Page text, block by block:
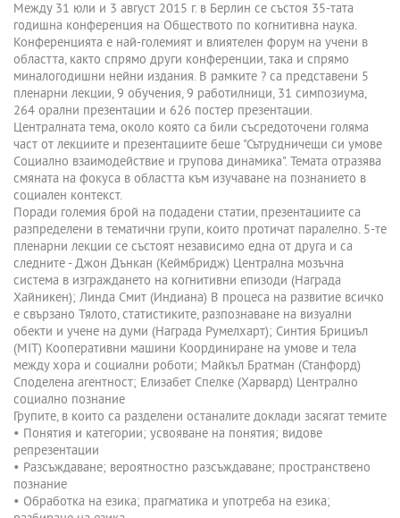
Между 31 юли и 3 август 2015 г. в Берлин се състоя 35-тата
годишна конференция на Обществото по когнитивна наука.
Конференцията е най-големият и влиятелен форум на учени в
областта, както спрямо други конференции, така и спрямо
миналогодишни нейни издания. В рамките ? са представени 5
пленарни лекции, 9 обучения, 9 работилници, 31 симпозиума,
264 орални презентации и 626 постер презентации.
Централната тема, около която са били съсредоточени голяма
част от лекциите и презентациите беше "Сътрудничещи си умове
Социално взаимодействие и групова динамика". Темата отразява
смяната на фокуса в областта към изучаване на познанието в
социален контекст.
Поради големия брой на подадени статии, презентациите са
разпределени в тематични групи, които протичат паралелно. 5-те
пленарни лекции се състоят независимо една от друга и са
следните - Джон Дънкан (Кеймбридж) Централна мозъчна
система в изграждането на когнитивни епизоди (Награда
Хайникен); Линда Смит (Индиана) В процеса на развитие всичко
е свързано Тялото, статистиките, разпознаване на визуални
обекти и учене на думи (Награда Румелхарт); Синтия Брициъл
(MIT) Кооперативни машини Координиране на умове и тела
между хора и социални роботи; Майкъл Братман (Станфорд)
Споделена агентност; Елизабет Спелке (Харвард) Централно
социално познание
Групите, в които са разделени останалите доклади засягат темите
• Понятия и категории; усвояване на понятия; видове
репрезентации
• Разсъждаване; вероятностно разсъждаване; пространствено
познание
• Обработка на езика; прагматика и употреба на езика;